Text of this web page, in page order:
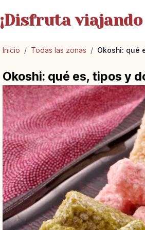
¡Disfrutaviajando
Inicio / Todas las zonas / Okoshi: qué
Okoshi: qué es, tipos y